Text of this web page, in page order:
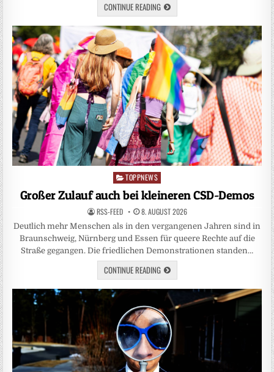
CONTINUE READING
Posted
in
TOPPNEWS
Großer Zulauf auch bei kleineren CSD-Demos
RSS-FEED 8. AUGUST 2026
Deutlich mehr Menschen als in den vergangenen Jahren sind in
Braunschweig, Nürnberg und Essen für queere Rechte auf die
Straße gegangen. Die friedlichen Demonstrationen standen…
CONTINUE READING